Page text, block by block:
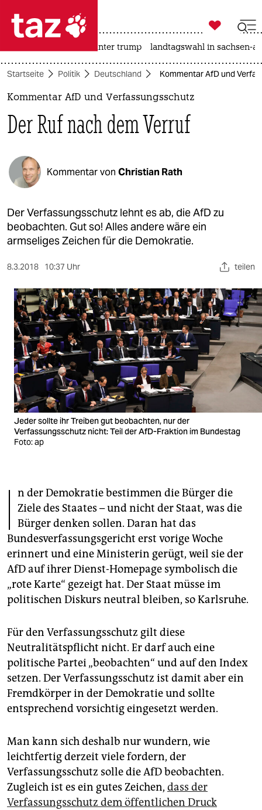
 taz zahl ich
taz zahl ich
politik
öko
gesellschaft
kultur
sport
berlin
nord
wahrheit
verlag
verlag
veranstaltungen
shop
fragen & hilfe
genossenschaft
epaper login

taz zahl ich
usa unter trump landtagswahl in sachsen-
Startseite Politik Deutschland Kommentar AfD und
Kommentar AfD und Verfassungsschutz
Der Ruf nach dem Verruf
Kommentar von Christian Rath
Der Verfassungsschutz lehnt es ab, die AfD zu
beobachten. Gut so! Alles andere wäre ein
armseliges Zeichen für die Demokratie.
8.3.2018 10:37 Uhr teilen
Jeder sollte ihr Treiben gut beobachten, nur der
Verfassungsschutz nicht: Teil der AfD-Fraktion im Bundestag
Foto: ap
I n der Demokratie bestimmen die Bürger die
Ziele des Staates – und nicht der Staat, was die
Bürger denken sollen. Daran hat das
Bundesverfassungsgericht erst vorige Woche
erinnert und eine Ministerin gerügt, weil sie der
AfD auf ihrer Dienst-Homepage symbolisch die
„rote Karte“ gezeigt hat. Der Staat müsse im
politischen Diskurs neutral bleiben, so Karlsruhe.
Für den Verfassungsschutz gilt diese
Neutralitätspflicht nicht. Er darf auch eine
politische Partei „beobachten“ und auf den Index
setzen. Der Verfassungsschutz ist damit aber ein
Fremdkörper in der Demokratie und sollte
entsprechend vorsichtig eingesetzt werden.
Man kann sich deshalb nur wundern, wie
leichtfertig derzeit viele fordern, der
Verfassungsschutz solle die AfD beobachten.
Zugleich ist es ein gutes Zeichen, dass der
Verfassungsschutz dem öffentlichen Druck